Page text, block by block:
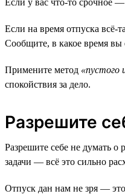
Если на время отпуска всё-
Сообщите, в какое время вы
Примените метод «пустого
спокойствия за дело.
Разрешите
Разрешите себе не думать
задачи — всё это сильно
Отпуск дан нам не зря — это